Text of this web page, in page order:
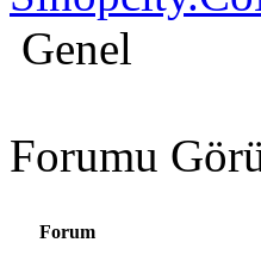
Genel
Forumu
Forum